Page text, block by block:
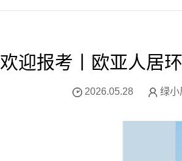
欢迎报考丨欧亚人居
2026.05.28 绿